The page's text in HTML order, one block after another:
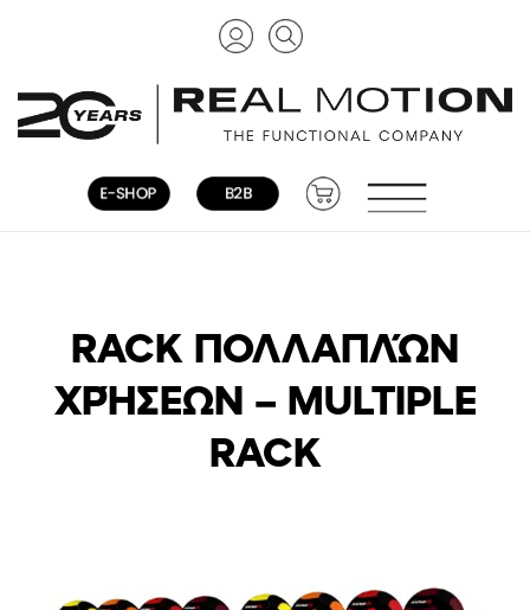
RACK ΠΟΛΛΑΠΛΏΝ
ΧΡΉΣΕΩΝ – MULTIPLE
RACK